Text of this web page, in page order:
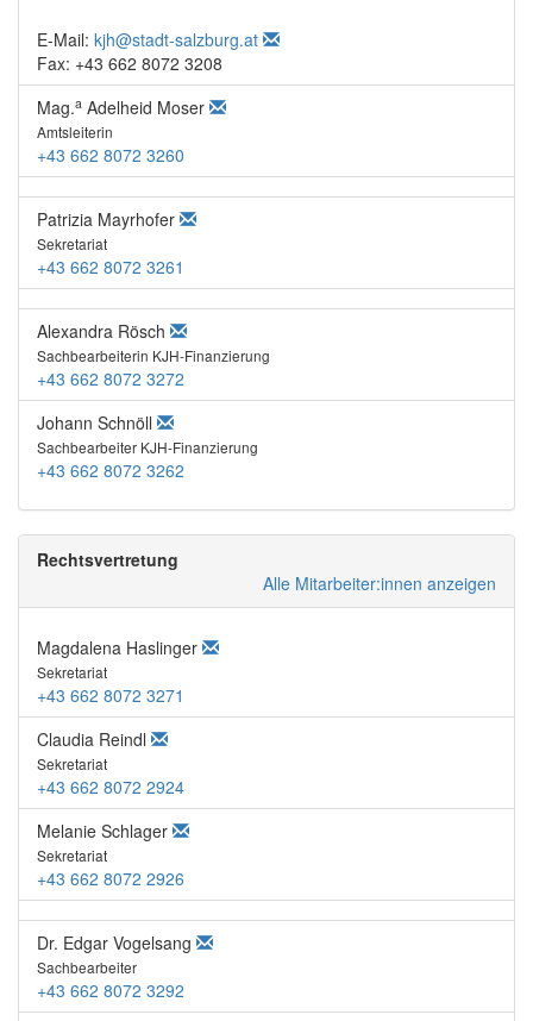
E-Mail: kjh@stadt-salzburg.at
Fax: +43 662 8072 3208
Mag.a Adelheid Moser
Amtsleiterin
+43 662 8072 3260
Patrizia Mayrhofer
Sekretariat
+43 662 8072 3261
Alexandra Rösch
Sachbearbeiterin KJH-Finanzierung
+43 662 8072 3272
Johann Schnöll
Sachbearbeiter KJH-Finanzierung
+43 662 8072 3262
Rechtsvertretung
Alle Mitarbeiter:innen anzeigen
Magdalena Haslinger
Sekretariat
+43 662 8072 3271
Claudia Reindl
Sekretariat
+43 662 8072 2924
Melanie Schlager
Sekretariat
+43 662 8072 2926
Dr. Edgar Vogelsang
Sachbearbeiter
+43 662 8072 3292